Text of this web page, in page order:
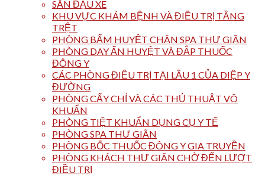
SÂN ĐẬU XE
KHU VỰC KHÁM BỆNH VÀ ĐIỀU TRỊ TẦNG
TRỆT
PHÒNG BẤM HUYỆT CHÂN SPA THƯ GIÃN
PHÒNG DAY ẤN HUYỆT VÀ ĐẮP THUỐC
ĐÔNG Y
CÁC PHÒNG ĐIỀU TRỊ TẠI LẦU 1 CỦA DIỆP Y
ĐƯỜNG
PHÒNG CẤY CHỈ VÀ CÁC THỦ THUẬT VÔ
KHUẨN
PHÒNG TIỆT KHUẨN DỤNG CỤ Y TẾ
PHÒNG SPA THƯ GIÃN
PHÒNG BỐC THUỐC ĐÔNG Y GIA TRUYỀN
PHÒNG KHÁCH THƯ GIÃN CHỜ ĐẾN LƯỢT
ĐIỀU TRỊ